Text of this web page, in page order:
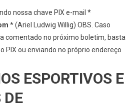
nossa chave PIX e-mail *
* (Ariel Ludwig Willig) OBS. Caso
comentado no próximo boletim, basta
PIX ou enviando no próprio endereço
ESPORTIVOS E
DE